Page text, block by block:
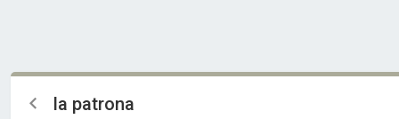
la patrona